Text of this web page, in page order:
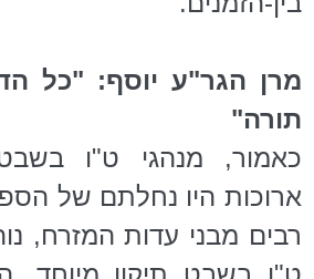
מרן הגר"ע יוסף: "כל
תורה"
כאמור, מנהגי ט"ו
ארוכות היו נחלתם של
רבים מבני עדות המזרח,